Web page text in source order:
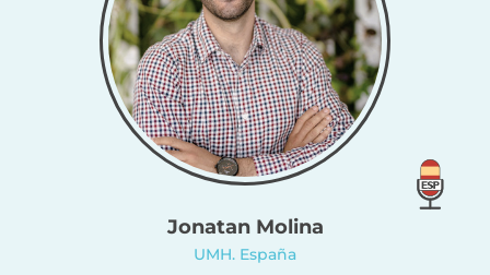
Jonatan Molina
UMH. España